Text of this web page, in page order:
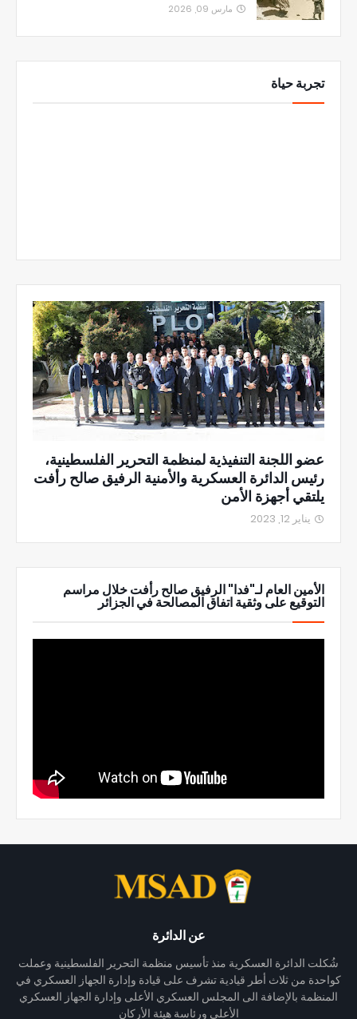
مارس 09, 2026
تجربة حياة
عضو اللجنة التنفيذية لمنظمة التحرير الفلسطينية،
رئيس الدائرة العسكرية والأمنية الرفيق صالح رأفت
يلتقي أجهزة الأمن
يناير 12, 2023
الأمين العام لـ"فدا" الرفيق صالح رأفت خلال مراسم
التوقيع على وثقية اتفاق المصالحة في الجزائر
عن الدائرة
شُكلت الدائرة العسكرية منذ تأسيس منظمة التحرير الفلسطينية وعملت
كواحدة من ثلاث أطر قيادية تشرف على قيادة وإدارة الجهاز العسكري في
المنظمة بالإضافة الى المجلس العسكري الأعلى وإدارة الجهاز العسكري
الأعلى ورئاسة هيئة الأركان